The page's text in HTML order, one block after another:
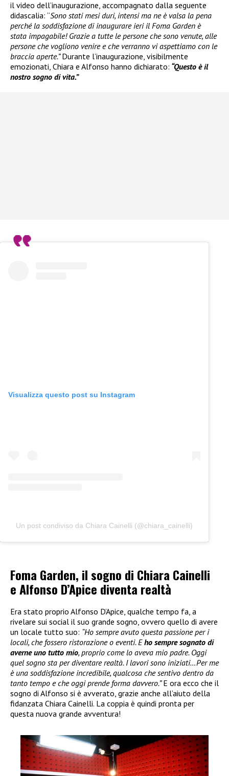
il video dell’inaugurazione, accompagnato dalla seguente
didascalia: “Sono stati mesi duri, intensi ma ne è valsa la pena
perché la soddisfazione di inaugurare ieri il Foma Garden è
stata impagabile! Grazie a tutte le persone che sono venute, alle
persone che vogliono venire e che verranno vi aspettiamo con le
braccia aperte.”Durante l’inaugurazione, visibilmente
emozionati, Chiara e Alfonso hanno dichiarato: “Questo è il
nostro sogno di vita.”
Visualizza questo post su Instagram
Un post condiviso da Chiara Cainelli (@chiara_cainelli)
Foma Garden, il sogno di Chiara Cainelli
e Alfonso D’Apice diventa realtà
Era stato proprio Alfonso D’Apice, qualche tempo fa, a
rivelare sui social il suo grande sogno, ovvero quello di avere
un locale tutto suo: “Ho sempre avuto questa passione per i
locali, che fossero ristorazione o eventi. Eho sempre sognato di
averne uno tutto mio, proprio come lo aveva mio padre. Oggi
quel sogno sta per diventare realtà. I lavori sono iniziati…Per me
è una soddisfazione incredibile, qualcosa che sentivo dentro da
tanto tempo e che oggi prende forma davvero.”E ora ecco che il
sogno di Alfonso si è avverato, grazie anche all’aiuto della
fidanzata Chiara Cainelli. La coppia è quindi pronta per
questa nuova grande avventura!